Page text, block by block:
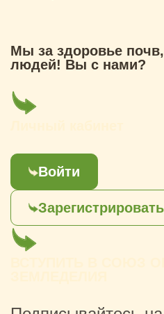
Мы за здоровье
людей! Вы с нами?
Войти